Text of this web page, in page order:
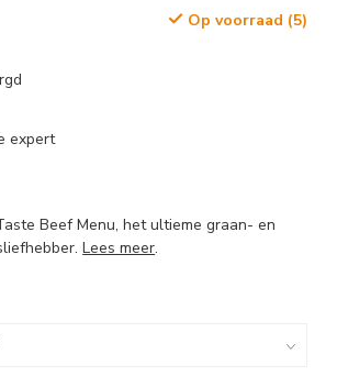
Op voorraad (5)
expert
Beef Menu, het ultieme graan- en
Lees meer.